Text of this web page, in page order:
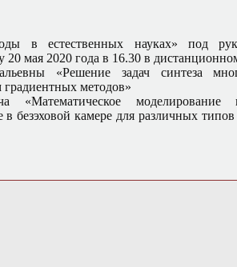
в естественных науках» под
20 мая 2020 года в 16.30 в
«Решение задач синтеза
методов»
«Математическое моделирование
безэховой камере для различных